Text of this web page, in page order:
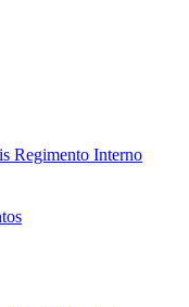
Regimento Interno